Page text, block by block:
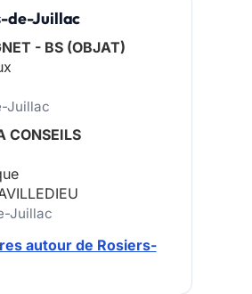
de-Juillac
- BS (OBJAT)
Juillac
CONSEILS
Juillac
autour de Rosiers-